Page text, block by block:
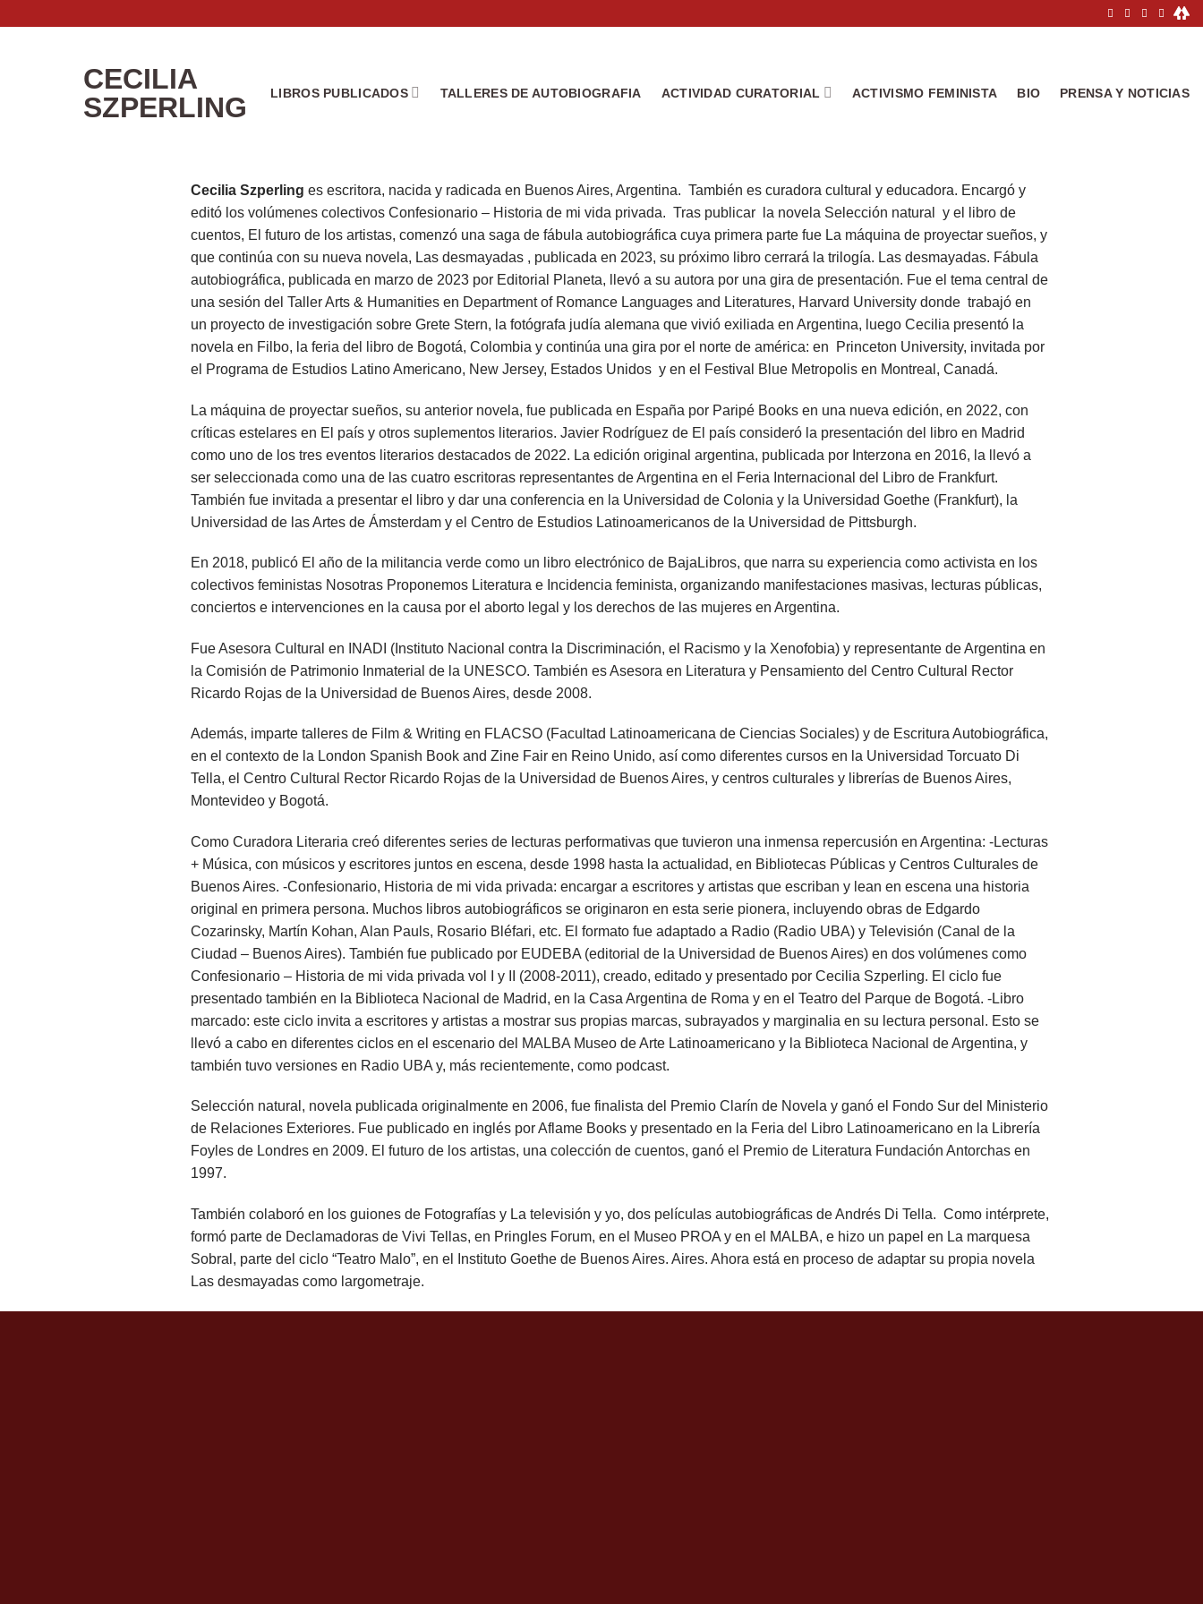
CECILIA
SZPERLING
LIBROS PUBLICADOS TALLERES DE AUTOBIOGRAFIA ACTIVIDAD CURATORIAL ACTIVISMO FEMINISTA BIO PRENSA Y NOTICIAS
Cecilia Szperling es escritora, nacida y radicada en Buenos Aires, Argentina. También es curadora cultural y educadora. Encargó y
editó los volúmenes colectivos Confesionario – Historia de mi vida privada. Tras publicar la novela Selección natural y el libro de
cuentos, El futuro de los artistas, comenzó una saga de fábula autobiográfica cuya primera parte fue La máquina de proyectar sueños, y
que continúa con su nueva novela, Las desmayadas , publicada en 2023, su próximo libro cerrará la trilogía. Las desmayadas. Fábula
autobiográfica, publicada en marzo de 2023 por Editorial Planeta, llevó a su autora por una gira de presentación. Fue el tema central de
una sesión del Taller Arts & Humanities en Department of Romance Languages and Literatures, Harvard University donde trabajó en
un proyecto de investigación sobre Grete Stern, la fotógrafa judía alemana que vivió exiliada en Argentina, luego Cecilia presentó la
novela en Filbo, la feria del libro de Bogotá, Colombia y continúa una gira por el norte de américa: en Princeton University, invitada por
el Programa de Estudios Latino Americano, New Jersey, Estados Unidos y en el Festival Blue Metropolis en Montreal, Canadá.
La máquina de proyectar sueños, su anterior novela, fue publicada en España por Paripé Books en una nueva edición, en 2022, con
críticas estelares en El país y otros suplementos literarios. Javier Rodríguez de El país consideró la presentación del libro en Madrid
como uno de los tres eventos literarios destacados de 2022. La edición original argentina, publicada por Interzona en 2016, la llevó a
ser seleccionada como una de las cuatro escritoras representantes de Argentina en el Feria Internacional del Libro de Frankfurt.
También fue invitada a presentar el libro y dar una conferencia en la Universidad de Colonia y la Universidad Goethe (Frankfurt), la
Universidad de las Artes de Ámsterdam y el Centro de Estudios Latinoamericanos de la Universidad de Pittsburgh.
En 2018, publicó El año de la militancia verde como un libro electrónico de BajaLibros, que narra su experiencia como activista en los
colectivos feministas Nosotras Proponemos Literatura e Incidencia feminista, organizando manifestaciones masivas, lecturas públicas,
conciertos e intervenciones en la causa por el aborto legal y los derechos de las mujeres en Argentina.
Fue Asesora Cultural en INADI (Instituto Nacional contra la Discriminación, el Racismo y la Xenofobia) y representante de Argentina en
la Comisión de Patrimonio Inmaterial de la UNESCO. También es Asesora en Literatura y Pensamiento del Centro Cultural Rector
Ricardo Rojas de la Universidad de Buenos Aires, desde 2008.
Además, imparte talleres de Film & Writing en FLACSO (Facultad Latinoamericana de Ciencias Sociales) y de Escritura Autobiográfica,
en el contexto de la London Spanish Book and Zine Fair en Reino Unido, así como diferentes cursos en la Universidad Torcuato Di
Tella, el Centro Cultural Rector Ricardo Rojas de la Universidad de Buenos Aires, y centros culturales y librerías de Buenos Aires,
Montevideo y Bogotá.
Como Curadora Literaria creó diferentes series de lecturas performativas que tuvieron una inmensa repercusión en Argentina: -Lecturas
+ Música, con músicos y escritores juntos en escena, desde 1998 hasta la actualidad, en Bibliotecas Públicas y Centros Culturales de
Buenos Aires. -Confesionario, Historia de mi vida privada: encargar a escritores y artistas que escriban y lean en escena una historia
original en primera persona. Muchos libros autobiográficos se originaron en esta serie pionera, incluyendo obras de Edgardo
Cozarinsky, Martín Kohan, Alan Pauls, Rosario Bléfari, etc. El formato fue adaptado a Radio (Radio UBA) y Televisión (Canal de la
Ciudad – Buenos Aires). También fue publicado por EUDEBA (editorial de la Universidad de Buenos Aires) en dos volúmenes como
Confesionario – Historia de mi vida privada vol I y II (2008-2011), creado, editado y presentado por Cecilia Szperling. El ciclo fue
presentado también en la Biblioteca Nacional de Madrid, en la Casa Argentina de Roma y en el Teatro del Parque de Bogotá. -Libro
marcado: este ciclo invita a escritores y artistas a mostrar sus propias marcas, subrayados y marginalia en su lectura personal. Esto se
llevó a cabo en diferentes ciclos en el escenario del MALBA Museo de Arte Latinoamericano y la Biblioteca Nacional de Argentina, y
también tuvo versiones en Radio UBA y, más recientemente, como podcast.
Selección natural, novela publicada originalmente en 2006, fue finalista del Premio Clarín de Novela y ganó el Fondo Sur del Ministerio
de Relaciones Exteriores. Fue publicado en inglés por Aflame Books y presentado en la Feria del Libro Latinoamericano en la Librería
Foyles de Londres en 2009. El futuro de los artistas, una colección de cuentos, ganó el Premio de Literatura Fundación Antorchas en
1997.
También colaboró en los guiones de Fotografías y La televisión y yo, dos películas autobiográficas de Andrés Di Tella. Como intérprete,
formó parte de Declamadoras de Vivi Tellas, en Pringles Forum, en el Museo PROA y en el MALBA, e hizo un papel en La marquesa
Sobral, parte del ciclo “Teatro Malo”, en el Instituto Goethe de Buenos Aires. Aires. Ahora está en proceso de adaptar su propia novela
Las desmayadas como largometraje.